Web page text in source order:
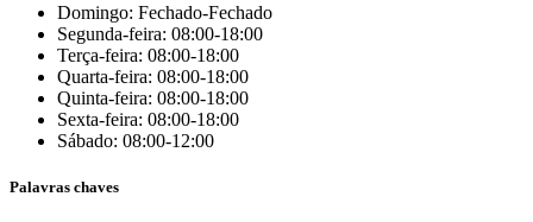
Domingo: Fechado-Fechado
Segunda-feira: 08:00-18:00
Terça-feira: 08:00-18:00
Quarta-feira: 08:00-18:00
Quinta-feira: 08:00-18:00
Sexta-feira: 08:00-18:00
Sábado: 08:00-12:00
Palavras chaves